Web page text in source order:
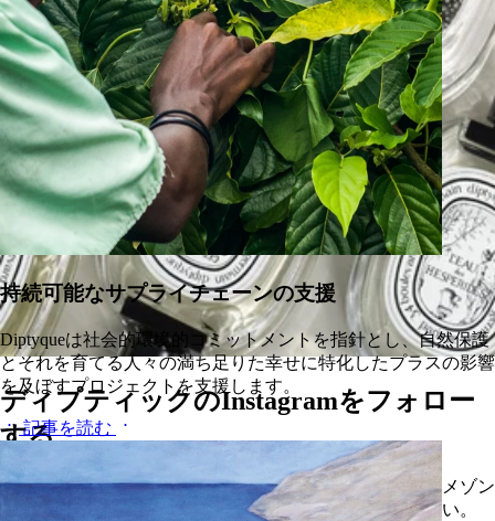
持続可能なサプライチェーンの支援
Diptyqueは社会的環境的コミットメントを指針とし、自然保護
とそれを育てる人々の満ち足りた幸せに特化したプラスの影響
を及ぼすプロジェクトを支援します。
記事を読む
ディプティックのInstagramをフォロー
する
ディプティックがお届けする最新情報をチェックして、メゾン
のクリエーションや職人技、暮らしの芸術をご覧ください。